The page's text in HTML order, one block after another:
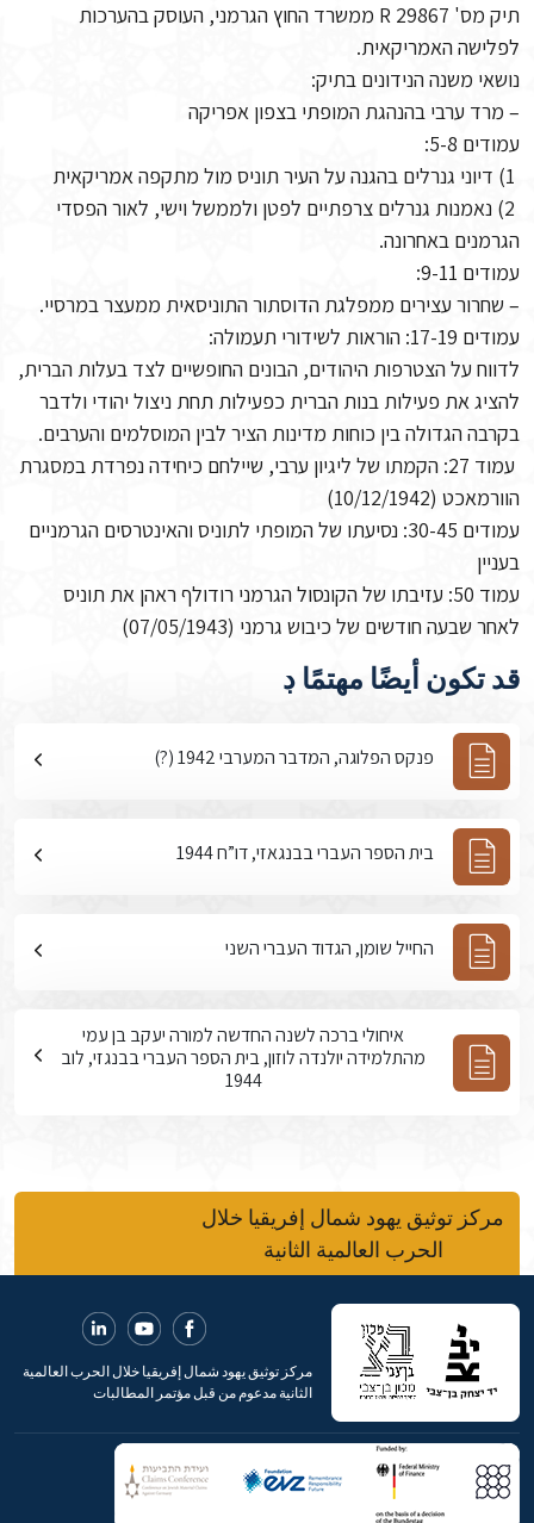
תיק מס' 29867 R ממשרד החוץ הגרמני, העוסק בהערכות
לפלישה האמריקאית.
נושאי משנה הנידונים בתיק:
– מרד ערבי בהנהגת המופתי בצפון אפריקה
עמודים 5-8:
2) נאמנות גנרלים צרפתיים לפטן ולממשל וישי, לאור הפסדי
הגרמנים באחרונה.
עמודים 9-11:
– שחרור עצירים ממפלגת הדוסתור התוניסאית ממעצר במרסיי.
עמודים 17-19: הוראות לשידורי תעמולה:
לדווח על הצטרפות היהודים, הבונים החופשיים לצד בעלות הברית,
להציג את פעילות בנות הברית כפעילות תחת ניצול יהודי ולדבר
בקרבה הגדולה בין כוחות מדינות הציר לבין המוסלמים והערבים.
עמוד 27: הקמתו של ליגיון ערבי, שיילחם כיחידה נפרדת במסגרת
הוורמאכט (10/12/1942)
עמודים 30-45: נסיעתו של המופתי לתוניס והאינטרסים הגרמניים
בעניין
עמוד 50: עזיבתו של הקונסול הגרמני רודולף ראהן את תוניס
לאחר שבעה חודשים של כיבוש גרמני (07/05/1943)
قد تكون أيضًا مهتمًا ڊ
פנקס הפלוגה, המדבר המערבי 1942 (?)
בית הספר העברי בבנגאזי, דו”ח 1944
החייל שומן, הגדוד העברי השני
איחולי ברכה לשנה החדשה למורה יעקב בן עמי
מהתלמידה יולנדה לוזון, בית הספר העברי בבנגזי, לוב
1944
مركز توثيق يهود شمال إفريقيا خلال
الحرب العالمية الثانية
مركز توثيق يهود شمال إفريقيا خلال الحرب العالمية
الثانية مدعوم من قبل مؤتمر المطالبات